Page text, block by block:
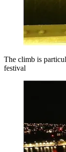
The climb is
festival